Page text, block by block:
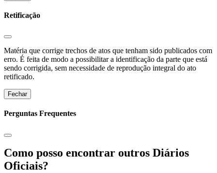
Retificação
Matéria que corrige trechos de atos que tenham sido publicados com
erro. É feita de modo a possibilitar a identificação da parte que está
sendo corrigida, sem necessidade de reprodução integral do ato
retificado.
Fechar
Perguntas Frequentes
Como posso encontrar outros Diários
Oficiais?